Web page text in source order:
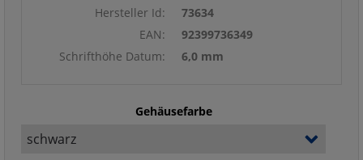
Hersteller Id:
73634
EAN:
92399736349
Schrifthöhe Datum:
6,0 mm
Gehäusefarbe